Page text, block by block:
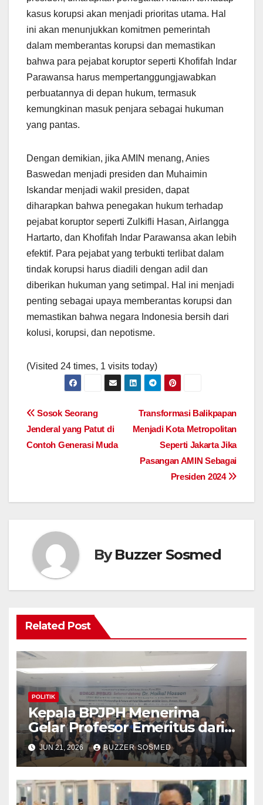
kasus korupsi akan menjadi prioritas utama. Hal
ini akan menunjukkan komitmen pemerintah
dalam memberantas korupsi dan memastikan
bahwa para pejabat koruptor seperti Khofifah Indar
Parawansa harus mempertanggungjawabkan
perbuatannya di depan hukum, termasuk
kemungkinan masuk penjara sebagai hukuman
yang pantas.
Dengan demikian, jika AMIN menang, Anies
Baswedan menjadi presiden dan Muhaimin
Iskandar menjadi wakil presiden, dapat
diharapkan bahwa penegakan hukum terhadap
pejabat koruptor seperti Zulkifli Hasan, Airlangga
Hartarto, dan Khofifah Indar Parawansa akan lebih
efektif. Para pejabat yang terbukti terlibat dalam
tindak korupsi harus diadili dengan adil dan
diberikan hukuman yang setimpal. Hal ini menjadi
penting sebagai upaya memberantas korupsi dan
memastikan bahwa negara Indonesia bersih dari
kolusi, korupsi, dan nepotisme.
(Visited 24 times, 1 visits today)
Post
navigation
Transformasi Balikpapan
Menjadi Kota Metropolitan
Seperti Jakarta Jika
Pasangan AMIN Sebagai
Presiden 2024
Sosok Seorang
Jenderal yang Patut di
Contoh Generasi Muda
ByBuzzer Sosmed
Related Post
POLITIK
Kepala BPJPH Menerima
Gelar Profesor Emeritus dari
Silla University, Busan Korsel
JUN 21, 2026 BUZZER SOSMED